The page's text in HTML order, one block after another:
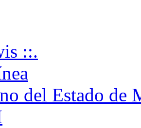
::.
del Estado de